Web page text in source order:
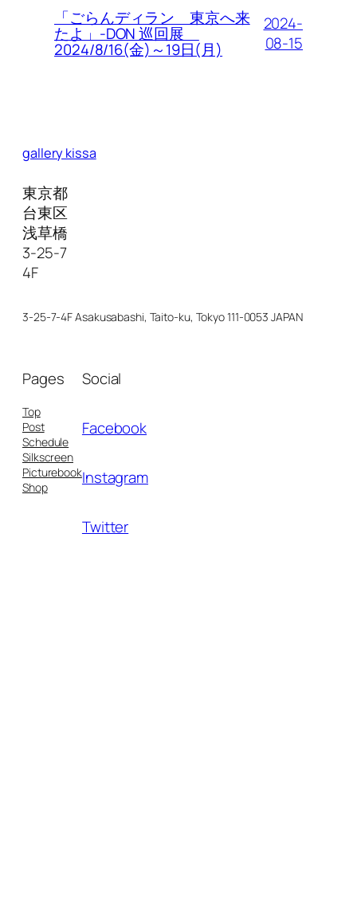
「ごらんディラン 東京へ来
たよ」-DON 巡回展
2024/8/16(金)～19日(月)
2024-
08-15
gallery kissa
東京都
台東区
浅草橋
3-25-7
4F
3-25-7-4F Asakusabashi, Taito-ku, Tokyo 111-0053 JAPAN
Pages
Top
Post
Schedule
Silkscreen
Picturebook
Shop
Social
Facebook
Instagram
Twitter